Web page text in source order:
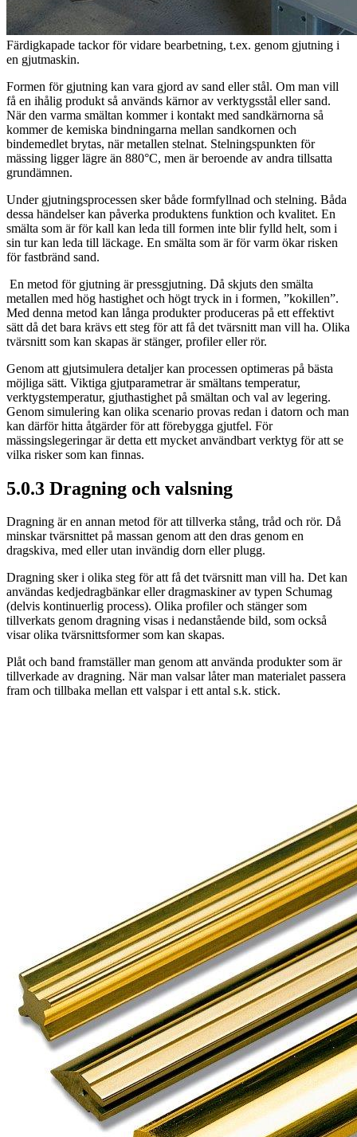
Färdigkapade tackor för vidare bearbetning, t.ex. genom gjutning i
en gjutmaskin.
Formen för gjutning kan vara gjord av sand eller stål. Om man vill
få en ihålig produkt så används kärnor av verktygsstål eller sand.
När den varma smältan kommer i kontakt med sandkärnorna så
kommer de kemiska bindningarna mellan sandkornen och
bindemedlet brytas, när metallen stelnat. Stelningspunkten för
mässing ligger lägre än 880°C, men är beroende av andra tillsatta
grundämnen.
Under gjutningsprocessen sker både formfyllnad och stelning. Båda
dessa händelser kan påverka produktens funktion och kvalitet. En
smälta som är för kall kan leda till formen inte blir fylld helt, som i
sin tur kan leda till läckage. En smälta som är för varm ökar risken
för fastbränd sand.
En metod för gjutning är pressgjutning. Då skjuts den smälta
metallen med hög hastighet och högt tryck in i formen, ”kokillen”.
Med denna metod kan långa produkter produceras på ett effektivt
sätt då det bara krävs ett steg för att få det tvärsnitt man vill ha. Olika
tvärsnitt som kan skapas är stänger, profiler eller rör.
Genom att gjutsimulera detaljer kan processen optimeras på bästa
möjliga sätt. Viktiga gjutparametrar är smältans temperatur,
verktygstemperatur, gjuthastighet på smältan och val av legering.
Genom simulering kan olika scenario provas redan i datorn och man
kan därför hitta åtgärder för att förebygga gjutfel. För
mässingslegeringar är detta ett mycket användbart verktyg för att se
vilka risker som kan finnas.
5.0.3 Dragning och valsning
Dragning är en annan metod för att tillverka stång, tråd och rör. Då
minskar tvärsnittet på massan genom att den dras genom en
dragskiva, med eller utan invändig dorn eller plugg.
Dragning sker i olika steg för att få det tvärsnitt man vill ha. Det kan
användas kedjedragbänkar eller dragmaskiner av typen Schumag
(delvis kontinuerlig process). Olika profiler och stänger som
tillverkats genom dragning visas i nedanstående bild, som också
visar olika tvärsnittsformer som kan skapas.
Plåt och band framställer man genom att använda produkter som är
tillverkade av dragning. När man valsar låter man materialet passera
fram och tillbaka mellan ett valspar i ett antal s.k. stick.